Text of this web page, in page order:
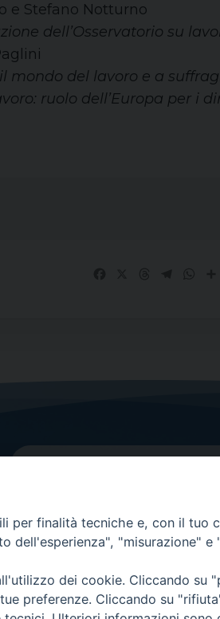
e Stefano Notturno
dell’Osservatorio su
il mondo del lavoro e a
ruolo dell’Europa per i
Contatti
Tel.0438 9481| fax0438
EMAIL GENERALE
per finalità tecniche e, con il tuo
dell'esperienza", "misurazione"
dei cookie. Cliccando su
preferenze. Cliccando su